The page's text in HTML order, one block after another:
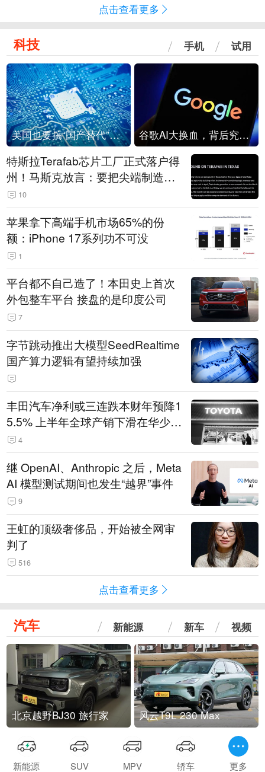
点击查看更多
科技 手机 试用
美国也要搞“国产替代”？先算清三笔账 谷歌AI大换血，背后究竟发生了什么？
特斯拉Terafab芯片工厂正式落户得
州！马斯克放言：要把尖端制造带
回美国
10
苹果拿下高端手机市场65%的份
额：iPhone 17系列功不可没
1
平台都不自己造了！本田史上首次
外包整车平台 接盘的是印度公司
7
字节跳动推出大模型SeedRealtime
国产算力逻辑有望持续加强
丰田汽车净利或三连跌本财年预降1
5.5% 上半年全球产销下滑在华少卖
14.3万辆
4
继 OpenAI、Anthropic 之后，Meta
AI 模型测试期间也发生“越界”事件
9
王虹的顶级奢侈品，开始被全网审
判了
516
点击查看更多
汽车 新能源 新车 视频
北京越野BJ30 旅行家 风云T9L 230 Max
新能源 SUV MPV 轿车 更多